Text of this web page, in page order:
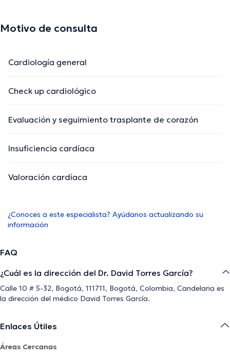
Motivo de consulta
Cardiología general
Check up cardiológico
Evaluación y seguimiento trasplante de corazón
Insuficiencia cardíaca
Valoración cardíaca
¿Conoces a este especialista? Ayúdanos actualizando su
información
FAQ
¿Cuál es la dirección del Dr. David Torres García?
Calle 10 # 5-32, Bogotá, 111711, Bogotá, Colombia, Candelaria es
la dirección del médico David Torres García.
Enlaces Útiles
Áreas Cercanas